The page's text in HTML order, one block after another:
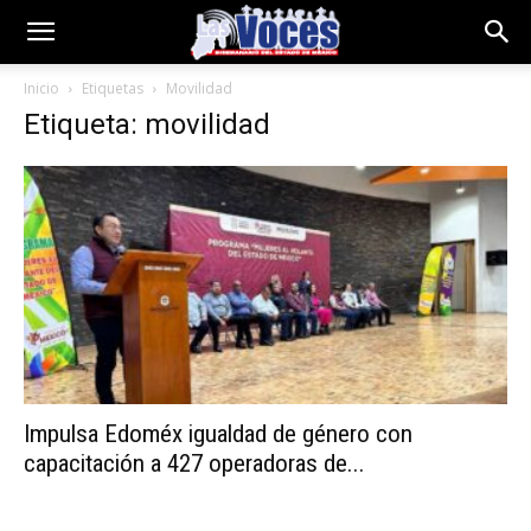
Inicio Etiquetas Movilidad
Etiqueta: movilidad
Impulsa Edoméx igualdad de género con
capacitación a 427 operadoras de...